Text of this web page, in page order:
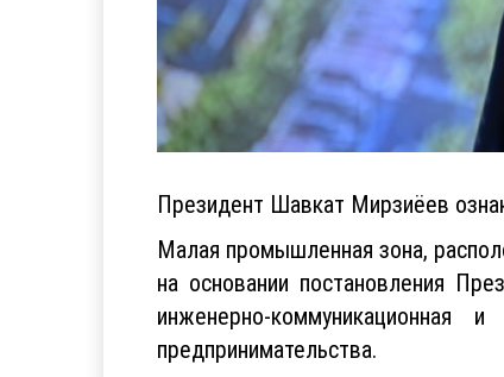
Президент Шавкат Мирзиёев
Малая промышленная зона,
на основании постановления
инженерно-
предпринимательства.